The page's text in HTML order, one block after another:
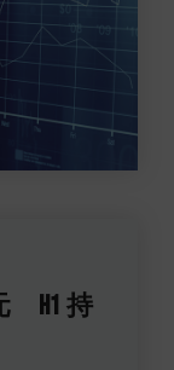
H1 持